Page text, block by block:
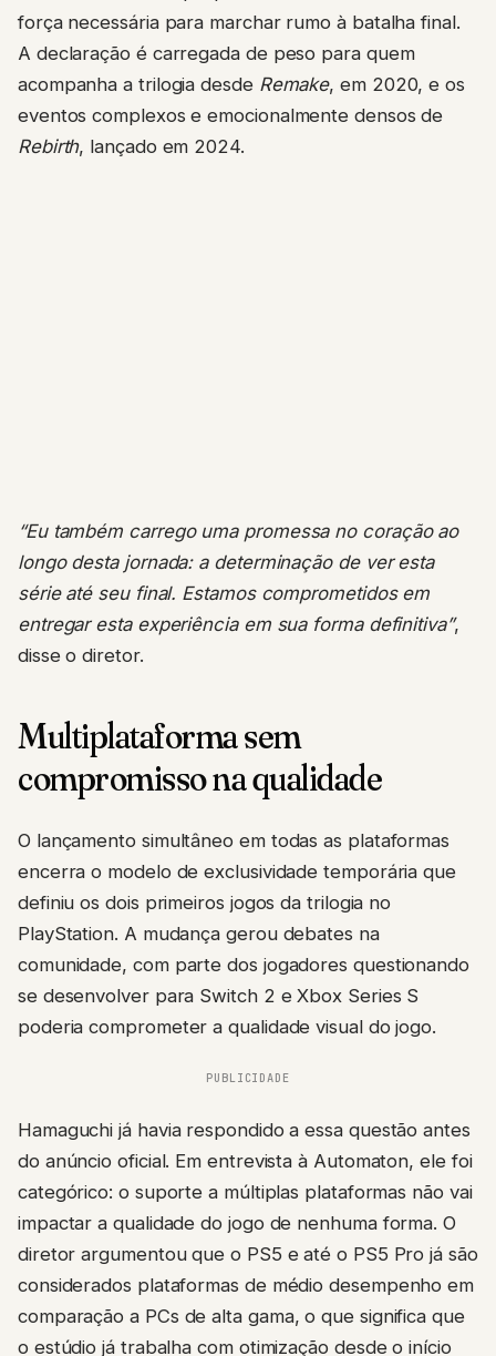
força necessária para marchar rumo à batalha final.
A declaração é carregada de peso para quem
acompanha a trilogia desde Remake, em 2020, e os
eventos complexos e emocionalmente densos de
Rebirth, lançado em 2024.
“Eu também carrego uma promessa no coração ao
longo desta jornada: a determinação de ver esta
série até seu final. Estamos comprometidos em
entregar esta experiência em sua forma definitiva”,
disse o diretor.
Multiplataforma sem
compromisso na qualidade
O lançamento simultâneo em todas as plataformas
encerra o modelo de exclusividade temporária que
definiu os dois primeiros jogos da trilogia no
PlayStation. A mudança gerou debates na
comunidade, com parte dos jogadores questionando
se desenvolver para Switch 2 e Xbox Series S
poderia comprometer a qualidade visual do jogo.
PUBLICIDADE
Hamaguchi já havia respondido a essa questão antes
do anúncio oficial. Em entrevista à Automaton, ele foi
categórico: o suporte a múltiplas plataformas não vai
impactar a qualidade do jogo de nenhuma forma. O
diretor argumentou que o PS5 e até o PS5 Pro já são
considerados plataformas de médio desempenho em
comparação a PCs de alta gama, o que significa que
o estúdio já trabalha com otimização desde o início